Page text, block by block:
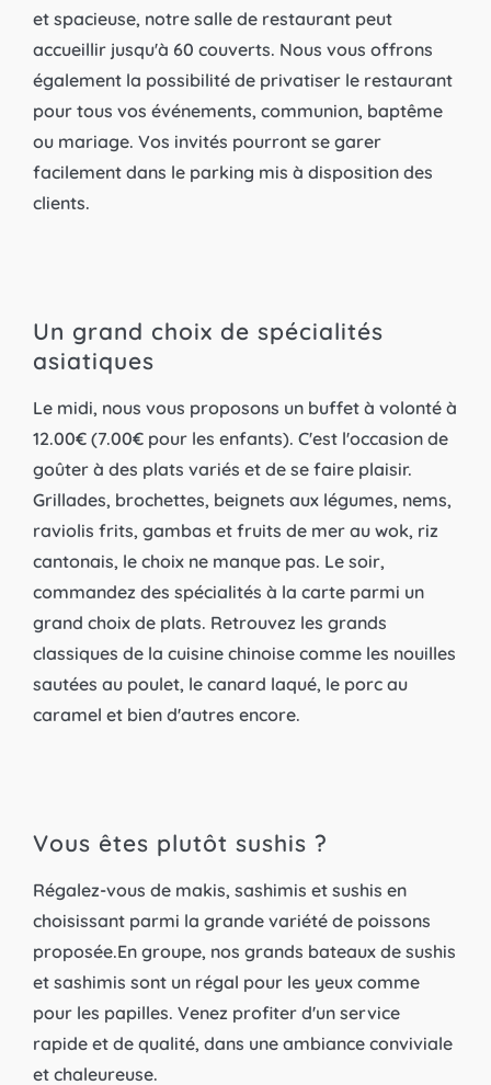
et spacieuse, notre salle de restaurant peut
accueillir jusqu'à 60 couverts. Nous vous offrons
également la possibilité de privatiser le restaurant
pour tous vos événements, communion, baptême
ou mariage. Vos invités pourront se garer
facilement dans le parking mis à disposition des
clients.
Un grand choix de spécialités
asiatiques
Le midi, nous vous proposons un buffet à volonté à
12.00€ (7.00€ pour les enfants). C'est l'occasion de
goûter à des plats variés et de se faire plaisir.
Grillades, brochettes, beignets aux légumes, nems,
raviolis frits, gambas et fruits de mer au wok, riz
cantonais, le choix ne manque pas. Le soir,
commandez des spécialités à la carte parmi un
grand choix de plats. Retrouvez les grands
classiques de la cuisine chinoise comme les nouilles
sautées au poulet, le canard laqué, le porc au
caramel et bien d'autres encore.
Vous êtes plutôt sushis ?
Régalez-vous de makis, sashimis et sushis en
choisissant parmi la grande variété de poissons
proposée. ​​​​​​​ En groupe, nos grands bateaux de sushis
et sashimis sont un régal pour les yeux comme
pour les papilles. Venez profiter d'un service
rapide et de qualité, dans une ambiance conviviale
et chaleureuse.